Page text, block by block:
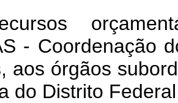
- Coordenação
aos órgãos
do Distrito